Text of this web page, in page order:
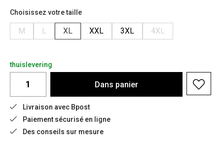
Choisissez votre taille
M L XL XXL 3XL 4XL
thuislevering
Dans panier
Livraison avec Bpost
Paiement sécurisé en ligne
Des conseils sur mesure